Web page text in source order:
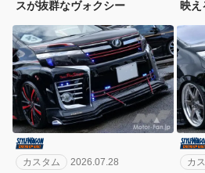
スが抜群なヴォクシー
映え
カスタム 2026.07.28 カ